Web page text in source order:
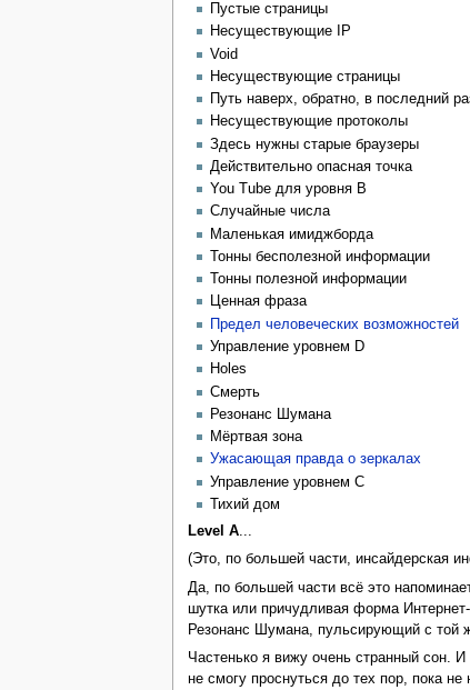
Пустые страницы
Несуществующие IP
Void
Несуществующие страницы
Путь наверх, обратно, в последний
Несуществующие протоколы
Здесь нужны старые браузеры
Действительно опасная точка
You Tube для уровня B
Случайные числа
Маленькая имиджборда
Тонны бесполезной информации
Тонны полезной информации
Ценная фраза
Предел человеческих возможностей
Управление уровнем D
Holes
Смерть
Резонанс Шумана
Мёртвая зона
Ужасающая правда о зеркалах
Управление уровнем C
Тихий дом
Level A...
(Это, по большей части, инсайдерская
Да, по большей части всё это
шутка или причудливая форма
Резонанс Шумана, пульсирующий с той
Частенько я вижу очень странный сон.
не смогу проснуться до тех пор, пока